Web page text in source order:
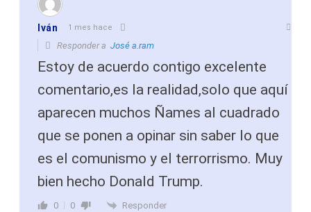
Iván 1 mes hace
Responder a José a.ram
Estoy de acuerdo contigo excelente
comentario,es la realidad,solo que aquí
aparecen muchos Ñames al cuadrado
que se ponen a opinar sin saber lo que
es el comunismo y el terrorrismo. Muy
bien hecho Donald Trump.
0 0 Responder